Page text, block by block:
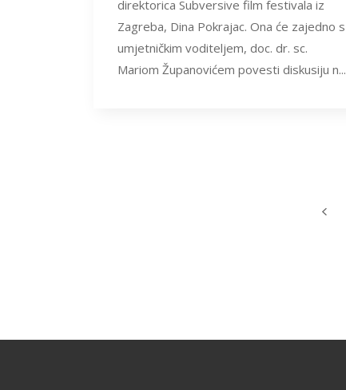
direktorica Subversive film festivala iz
Zagreba, Dina Pokrajac. Ona će zajedno s
umjetničkim voditeljem, doc. dr. sc.
Mariom Županovićem povesti diskusiju n...